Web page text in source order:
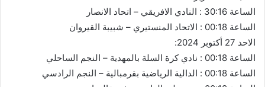
الساعة 30:16 : النادي الافريقي – اتحاد الانصار
الساعة 00:18 : الاتحاد المنستيري – شبيبة القيروان
الاحد 27 أكتوبر 2024:
الساعة 00:18 : نادي كرة السلة بالمهدية – النجم الساحلي
الساعة 00:18 : الدالية الرياضية بقرمبالية – النجم الرادسي